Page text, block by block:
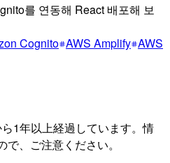
를 연동해 React 배포해 보
Cognito AWS Amplify AWS
1年以上経過しています。情
、ご注意ください。